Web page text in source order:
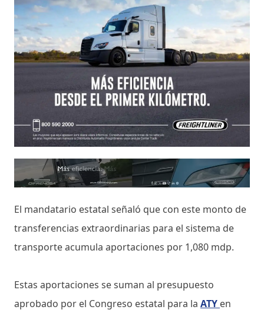
El mandatario estatal señaló que con este monto de
transferencias extraordinarias para el sistema de
transporte acumula aportaciones por 1,080 mdp.
Estas aportaciones se suman al presupuesto
aprobado por el Congreso estatal para la ATY en